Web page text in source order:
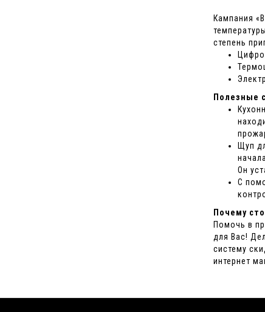
Кампания
степень
Полезные
Щуп
Он
С
Почему
Помочь в
для Вас!
систему
интернет